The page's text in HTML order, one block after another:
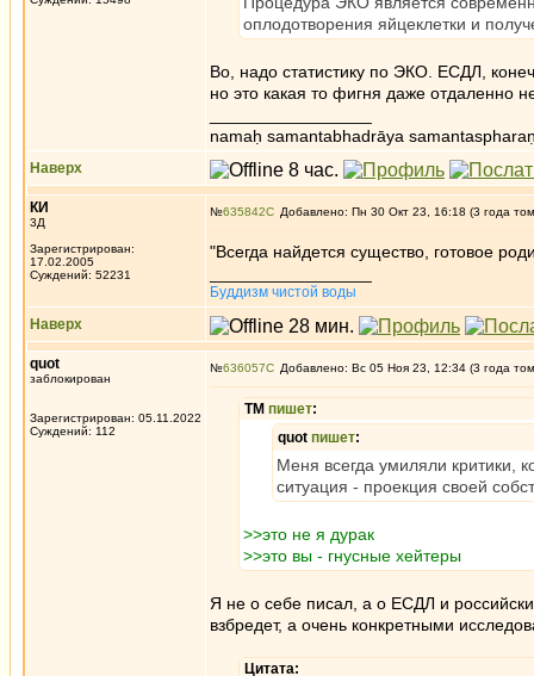
оплодотворения яйцеклетки и
Во, надо статистику по ЭКО. ЕСДЛ,
но это какая то фигня даже отдаленно
namaḥ samantabhadrāya
Наверх
КИ
3Д
Зарегистрирован:
17.02.2005
Суждений: 52231
№635842 Добавлено: Пн 30 Окт 23, 16:18 (3 года
"Всегда найдется существо, готовое
Буддизм чистой воды
Наверх
quot
заблокирован
Зарегистрирован: 05.11.2022
Суждений: 112
№636057 Добавлено: Вс 05 Ноя 23, 12:34 (3 года
ТМ пишет:
quot пишет:
Меня всегда умиляли критики,
ситуация - проекция своей
>>это не я дурак
>>это вы - гнусные хейтеры
Я не о себе писал, а о ЕСДЛ и
взбредет, а очень конкретными
Цитата: